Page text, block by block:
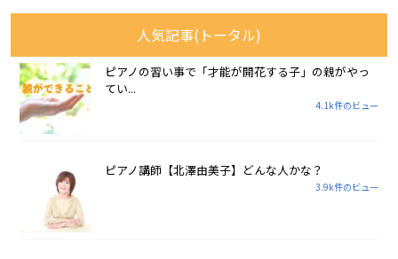
人気記事(トータル)
ピアノの習い事で「才能が開花する子」の親がやっ
てい...
4.1k件のビュー
ピアノ講師【北澤由美子】どんな人かな？
3.9k件のビュー